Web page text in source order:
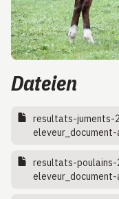
Dateien
resultats-juments-
resultats-